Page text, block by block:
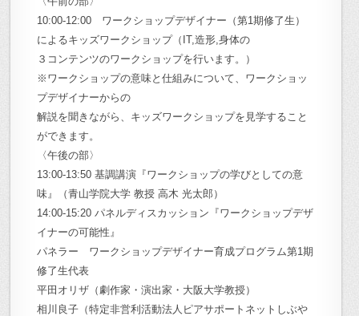
10:00-12:00 ワークショップデザイナー（第1期修了生）
によるキッズワークショップ（IT,造形,身体の
３コンテンツのワークショップを行います。）
※ワークショップの意味と仕組みについて、ワークショッ
プデザイナーからの
解説を聞きながら、キッズワークショップを見学すること
ができます。
〈午後の部〉
13:00-13:50 基調講演『ワークショップの学びとしての意
味』（青山学院大学 教授 高木 光太郎）
14:00-15:20 パネルディスカッション『ワークショップデザ
イナーの可能性』
パネラー ワークショップデザイナー育成プログラム第1期
修了生代表
平田オリザ（劇作家・演出家・大阪大学教授）
相川良子（特定非営利活動法人ピアサポートネットしぶや